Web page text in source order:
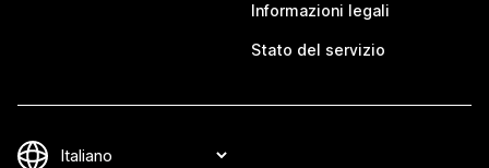
Informazioni legali
Stato del servizio